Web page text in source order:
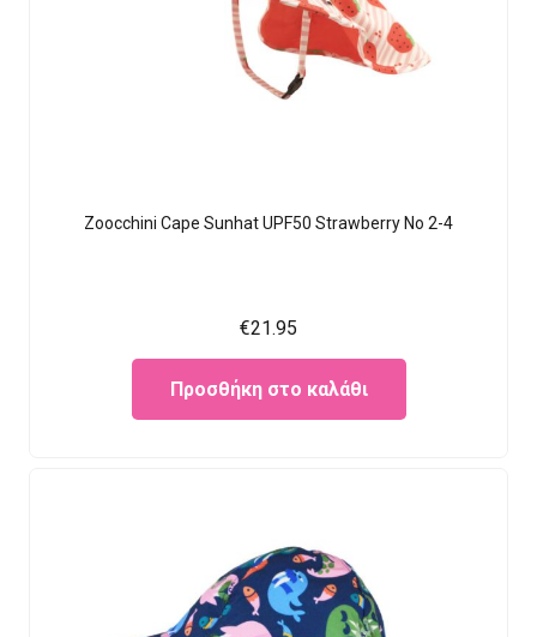
Zoocchini Cape Sunhat UPF50 Strawberry No 2-4
€21.95
Προσθήκη στο καλάθι